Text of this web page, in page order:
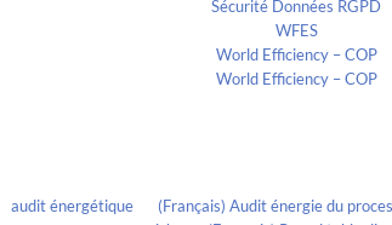
Sécurité Données RGPD
WFES
World Efficiency – COP
World Efficiency – COP
audit énergétiqueon (Français) Audit énergie du